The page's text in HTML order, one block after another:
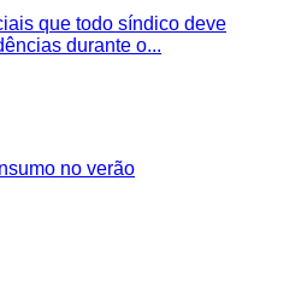
que todo síndico deve
durante o...